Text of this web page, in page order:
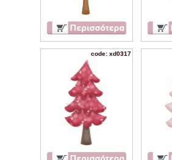
code: xd0317